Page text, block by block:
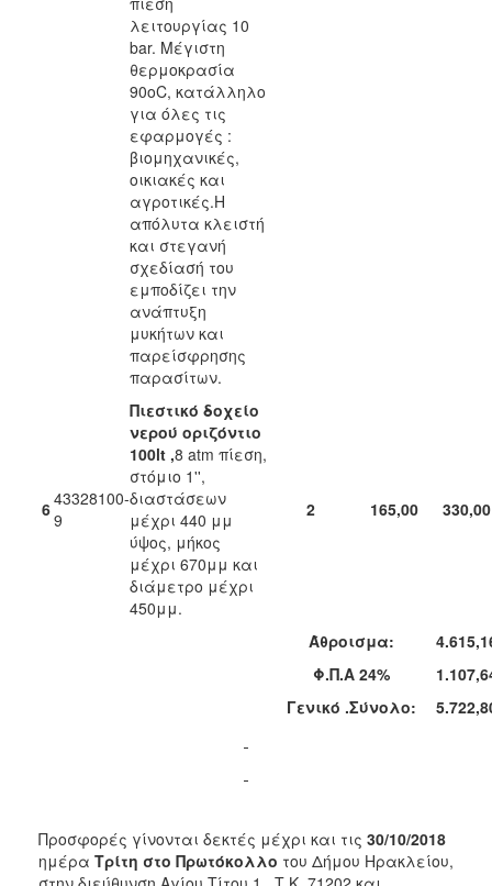
λειτουργίας 10
bar. Μέγιστη
θερμοκρασία
90οC, κατάλληλο
για όλες τις
εφαρμογές :
βιομηχανικές,
οικιακές και
αγροτικές.Η
απόλυτα κλειστή
και στεγανή
σχεδίασή του
εμποδίζει την
ανάπτυξη
μυκήτων και
παρείσφρησης
παρασίτων.
643328100-
9
Πιεστικό δοχείο
νερού οριζόντιο
100lt ,8 atm πίεση,
στόμιο 1'',
διαστάσεων
μέχρι 440 μμ
ύψος, μήκος
μέχρι 670μμ και
διάμετρο μέχρι
450μμ.
2 165,00 330,00
Άθροισμα:
Φ.Π.Α 24%
Γενικό .Σύνολο:
Προσφορές γίνονται δεκτές μέχρι και τις 30/10/2018
ημέρα Τρίτη στο Πρωτόκολλο του Δήμου Ηρακλείου,